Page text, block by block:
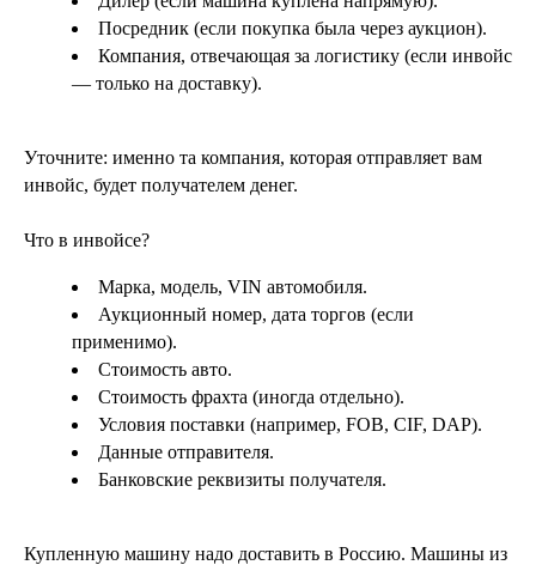
Посредник (если покупка была через аукцион).
Компания, отвечающая за логистику (если инвойс
— только на доставку).
Уточните: именно та компания, которая отправляет вам
инвойс, будет получателем денег.
Что в инвойсе?
Марка, модель, VIN автомобиля.
Аукционный номер, дата торгов (если
применимо).
Стоимость авто.
Стоимость фрахта (иногда отдельно).
Условия поставки (например, FOB, CIF, DAP).
Данные отправителя.
Банковские реквизиты получателя.
Купленную машину надо доставить в Россию. Машины из